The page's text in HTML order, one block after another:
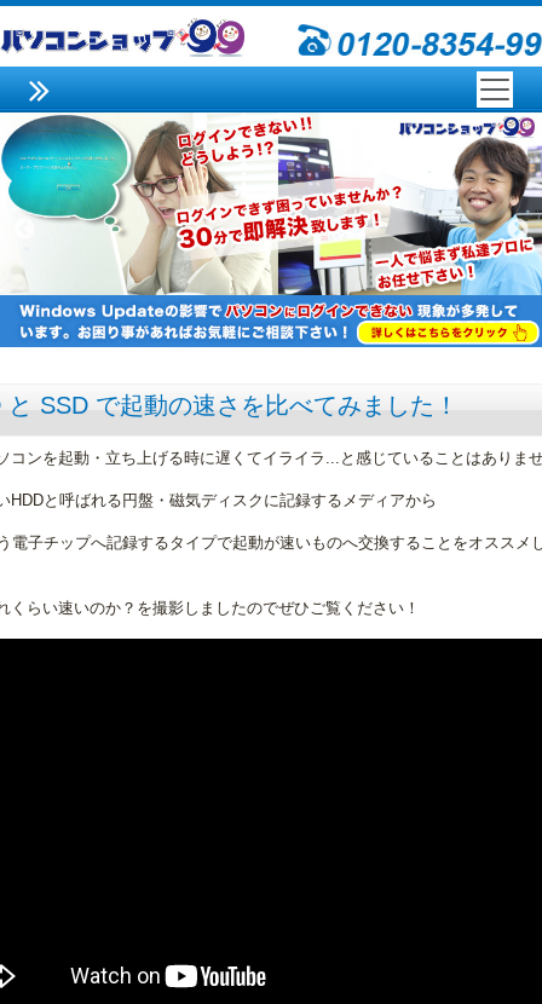
と SSD で起動の速さを比べてみました！
コンを起動・立ち上げる時に遅くてイライラ...と感じていることはありま
HDDと呼ばれる円盤・磁気ディスクに記録するメディアから
電子チップへ記録するタイプで起動が速いものへ交換することをオススメ
くらい速いのか？を撮影しましたのでぜひご覧ください！